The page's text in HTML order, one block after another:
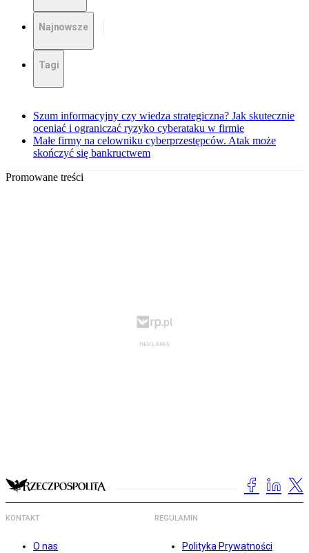
Najnowsze
Tagi
Szum informacyjny czy wiedza strategiczna? Jak skutecznie
oceniać i ograniczać ryzyko cyberataku w firmie
Małe firmy na celowniku cyberprzestępców. Atak może
skończyć się bankructwem
Promowane treści
KONTAKT
O nas
REGULAMIN
Polityka Prywatności